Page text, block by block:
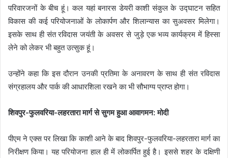
परिवारजनों के बीच हूं। कल यहां बनारस डेयरी काशी संकुल के उद्घाटन सहित
विकास की कई परियोजनाओं के लोकार्पण और शिलान्यास का सुअवसर मिलेगा।
इसके साथ ही संत रविदास जयंती के अवसर से जुड़े एक भव्य कार्यक्रम में हिस्सा
लेने को लेकर भी बहुत उत्सुक हूं।
उन्होंने कहा कि इस दौरान उनकी प्रतिमा के अनावरण के साथ ही संत रविदास
संग्रहालय और पार्क की आधारशिला रखने का भी सौभाग्य प्राप्त होगा।
शिवपुर-फुलवरिया-लहरतारा मार्ग से सुगम हुआ आवागमन: मोदी
पीएम ने एक्स पर लिखा कि काशी आने के बाद शिवपुर-फुलवरिया-लहरतारा मार्ग का
निरीक्षण किया। यह परियोजना हाल ही में लोकार्पित हुई है। इससे शहर के दक्षिणी